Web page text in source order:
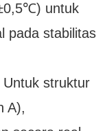
untuk
pada stabilitas
struktur
A),